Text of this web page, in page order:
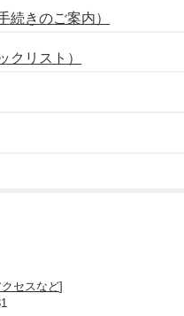
続きのご案内）
クリスト）
セスなど]